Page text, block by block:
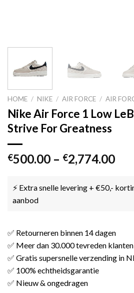
HOME / NIKE / AIR FORCE / AIR
Nike Air Force 1 Low
Strive For Greatness
€500.00 – €2,774.00
⚡ Extra snelle levering + €50,-
aanbod
✅ Retourneren binnen 14 dagen
✅ Meer dan 30.000 tevreden klanten
✅ Gratis supersnelle verzending in
✅ 100% echtheidsgarantie
✅ Nieuw & ongedragen